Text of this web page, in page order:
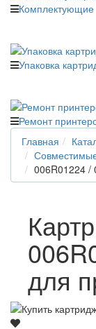
Комплектующие
Упаковка
Ремонт
Главная
006R01224 /
для